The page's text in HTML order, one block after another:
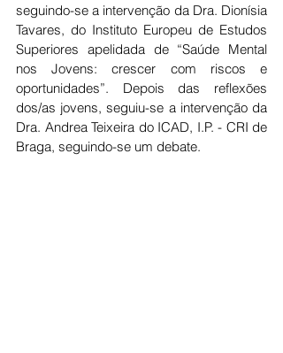
seguindo-se a intervenção da Dra. Dionísia
Tavares, do Instituto Europeu de Estudos
Superiores apelidada de “Saúde Mental
nos Jovens: crescer com riscos e
oportunidades”. Depois das reflexões
dos/as jovens, seguiu-se a intervenção da
Dra. Andrea Teixeira do ICAD, I.P. - CRI de
Braga, seguindo-se um debate.